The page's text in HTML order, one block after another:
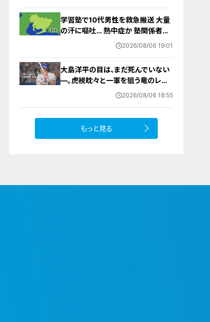
学習塾で10代男性を救急搬送 大量
の汗に嘔吐… 熱中症か 塾関係者が
消防に通報 名古屋 2026/08/06 19:01
大島洋平の目は、まだ死んでいない
―。虎視眈々と一軍を狙う竜のレジ
ェンドが明かした現状とドラゴンズ
2026/08/06 18:55
もっと見る